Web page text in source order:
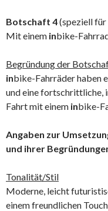
Botschaft 4(speziell
Mit einem inbike-
Begründung der
inbike-Fahrräder haben
und eine fortschrittliche,
Fahrt mit einem inbike-
Angaben zur
und ihrer
Tonalität/Stil
Moderne, leicht
einem freundlichen